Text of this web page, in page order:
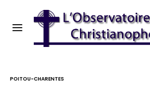
POITOU-CHARENTES